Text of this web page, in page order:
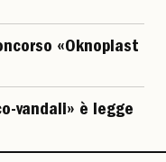
«Oknoplast
vandali» è legge